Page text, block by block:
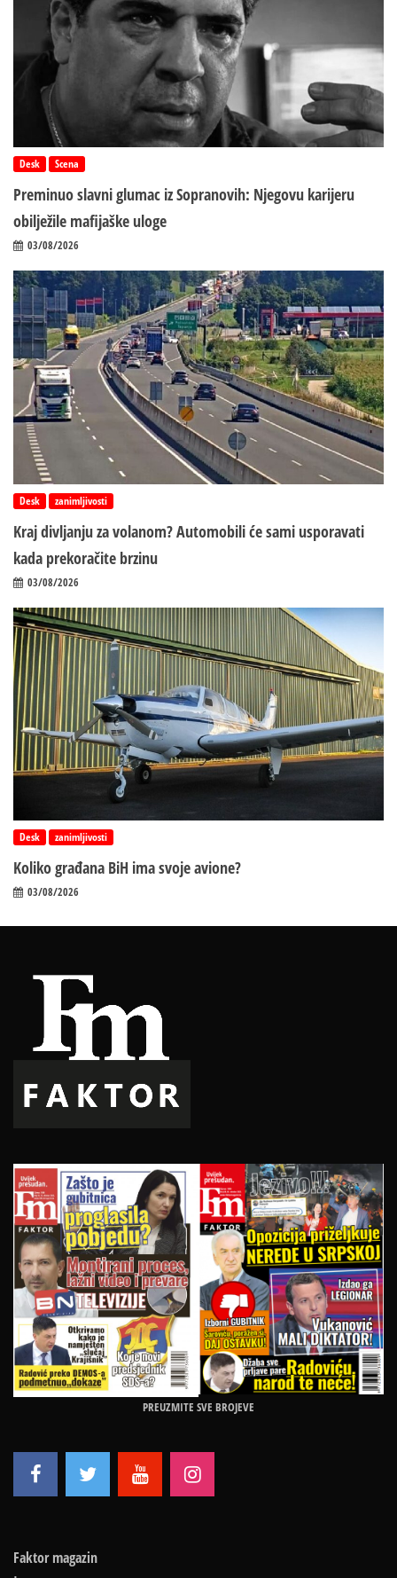
Desk Scena
Preminuo slavni glumac iz Sopranovih: Njegovu karijeru
obilježile mafijaške uloge
03/08/2026
Desk zanimljivosti
Kraj divljanju za volanom? Automobili će sami usporavati
kada prekoračite brzinu
03/08/2026
Desk zanimljivosti
Koliko građana BiH ima svoje avione?
03/08/2026
PREUZMITE SVE BROJEVE
Faktor magazin